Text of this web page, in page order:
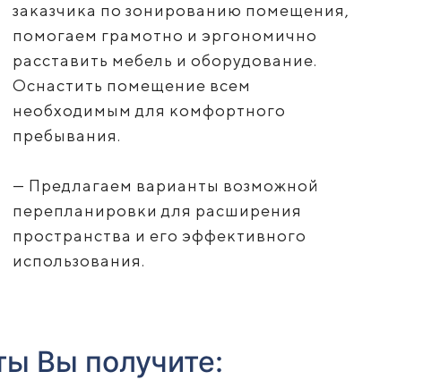
заказчика по зонированию помещения,
помогаем грамотно и эргономично
расставить мебель и оборудование.
Оснастить помещение всем
необходимым для комфортного
пребывания.
— Предлагаем варианты возможной
перепланировки для расширения
пространства и его эффективного
использования.
Вы получите: